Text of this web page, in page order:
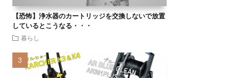
【恐怖】浄水器のカートリッジを交換しないで放置
しているとこうなる・・・
暮らし